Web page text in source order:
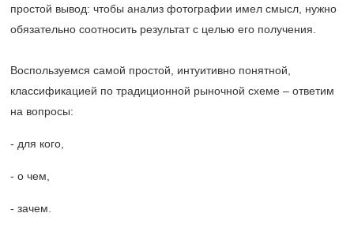
простой вывод: чтобы анализ фотографии имел смысл, нужно
обязательно соотносить результат с целью его получения.
Воспользуемся самой простой, интуитивно понятной,
классификацией по традиционной рыночной схеме – ответим
на вопросы:
- для кого,
- о чем,
- зачем.